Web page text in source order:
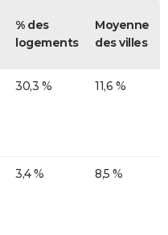
% des
logements
Moyenne
des villes
30,3 % 11,6 %
3,4 % 8,5 %